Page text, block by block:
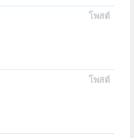
โพสต์
โพสต์